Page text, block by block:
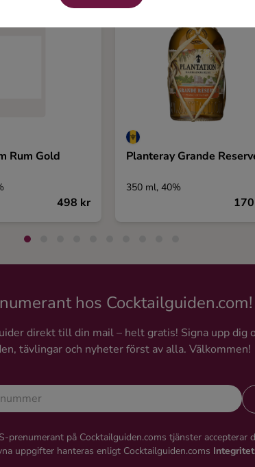
Rum Gold
498 kr
Planteray Grande
350 ml, 40%
hos Cocktailguiden.com!
direkt till din mail – helt gratis! Signa upp dig
tävlingar och nyheter först av alla. Välkommen!
på Cocktailguiden.coms tjänster accepterar
uppgifter hanteras enligt Cocktailguiden.coms